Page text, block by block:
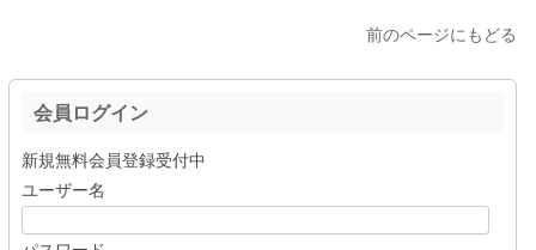
前のページにもどる
会員ログイン
新規無料会員登録受付中
ユーザー名